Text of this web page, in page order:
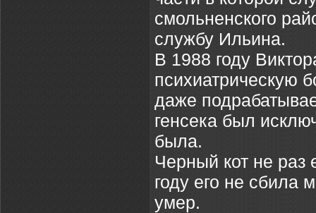
смольненского
службу Ильина.
В 1988 году
психиатрическую
даже
генсека был
была.
Черный кот не
году его не сбила
умер.